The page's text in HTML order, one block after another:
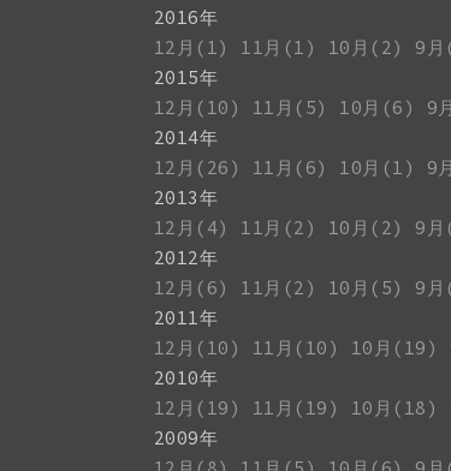
2016年
12月(1)
11月(1) 10月(2) 9
2015年
12月(10)
11月(5) 10月(6) 9
2014年
12月(26)
11月(6) 10月(1) 9
2013年
12月(4)
11月(2) 10月(2) 9
2012年
12月(6)
11月(2) 10月(5) 9
2011年
12月(10)
11月(10) 10月(19)
2010年
12月(19)
11月(19) 10月(18)
2009年